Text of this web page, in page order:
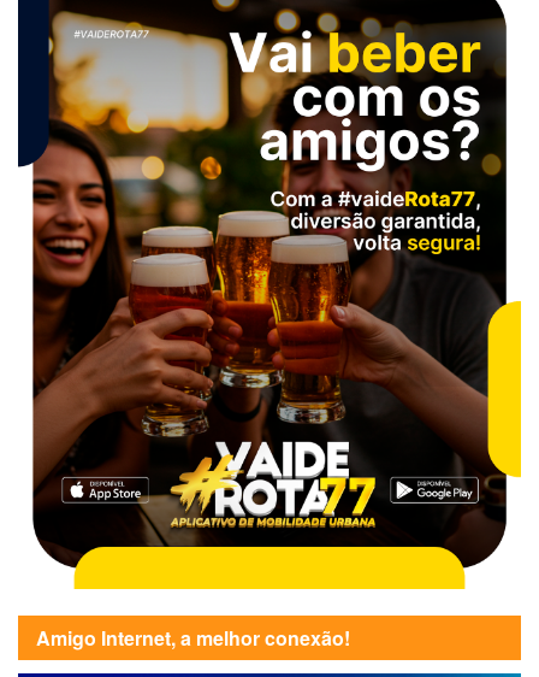
Amigo Internet, a melhor conexão!